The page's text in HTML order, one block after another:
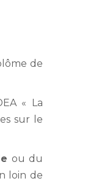
de
« La
sur le
ou du
loin de